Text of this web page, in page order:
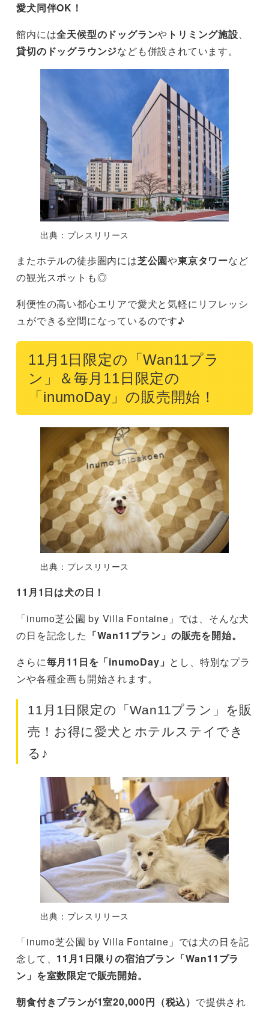
愛犬同伴OK！
館内には全天候型のドッグランや トリミング施設、
貸切のドッグラウンジなども併設されています。
出典：プレスリリース
またホテルの徒歩圏内には芝公園や東京タワーなど
の観光スポットも◎
利便性の高い都心エリアで愛犬と気軽にリフレッシ
ュができる空間になっているのです♪
11月1日限定の「Wan11プラ
ン」＆毎月11日限定の
「inumoDay」の販売開始！
出典：プレスリリース
11月1日は犬の日！
「inumo芝公園 by Villa Fontaine」では、そんな犬
の日を記念した 「Wan11プラン」の販売を開始。
さらに毎月11日を「inumoDay」 とし、特別なプラ
ンや各種企画も開始されます。
11月1日限定の「Wan11プラン」を販
売！お得に愛犬とホテルステイでき
る♪
出典：プレスリリース
「inumo芝公園 by Villa Fontaine」では犬の日を記
念して、 11月1日限りの宿泊プラン「Wan11プラ
ン」を室数限定で販売開始。
朝食付きプランが1室20,000円（税込） で提供され